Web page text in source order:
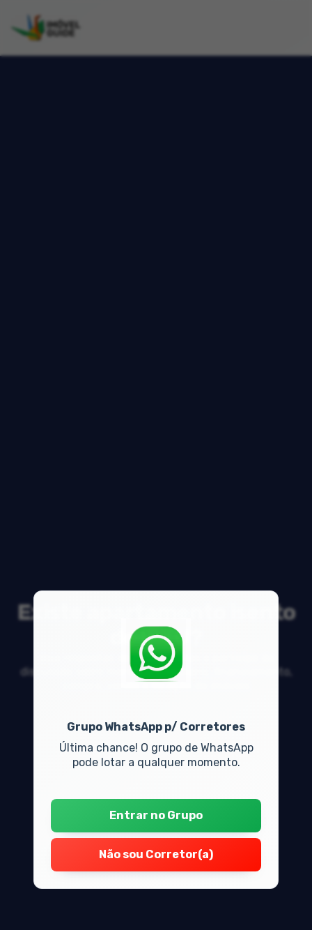
Grupo WhatsApp p/ Corretores
Última chance! O grupo de WhatsApp
pode lotar a qualquer momento.
Entrar no Grupo
Não sou Corretor(a)
Existe apartamento isento
de IPTU?
Veja respostas de especialistas e participe da
discussão sobre mercado imobiliário, financiamento,
compra, venda e locação de imóveis